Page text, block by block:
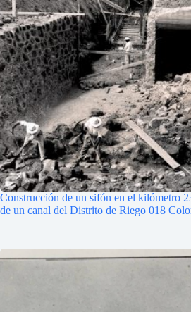
Construcción de un sifón en el kilómetro
de un canal del Distrito de Riego 018